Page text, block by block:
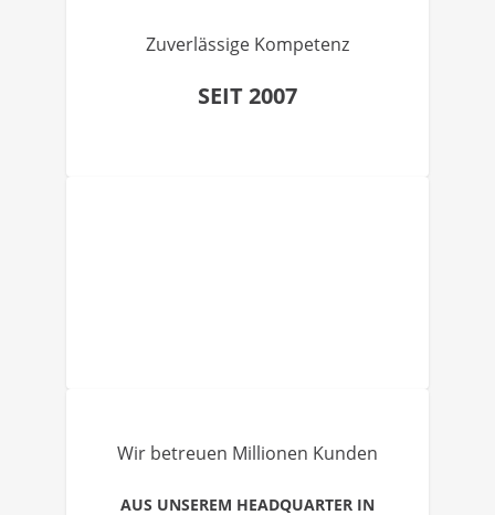
Zuverlässige Kompetenz
SEIT 2007
Wir betreuen Millionen Kunden
AUS UNSEREM HEADQUARTER IN